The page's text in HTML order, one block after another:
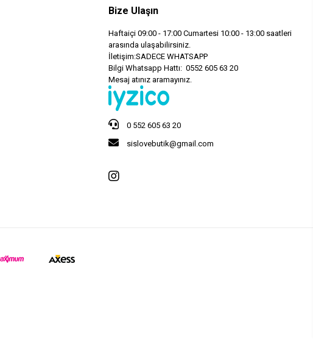
Bize Ulaşın
Haftaiçi 09:00 - 17:00 Cumartesi 10:00 - 13:00 saatleri
arasında ulaşabilirsiniz.
İletişim:SADECE WHATSAPP
Bilgi Whatsapp Hattı: 0552 605 63 20
Mesaj atınız aramayınız.
0 552 605 63 20
sislovebutik@gmail.com